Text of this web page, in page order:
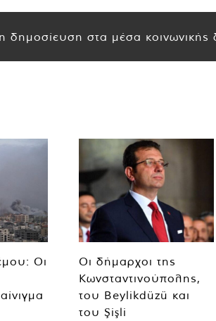
δημοσίευση στα μέσα κοινωνικής
Οι
Οι δήμαρχοι της
Κωνσταντινούπολης,
του Beylikdüzü και
του Şişli